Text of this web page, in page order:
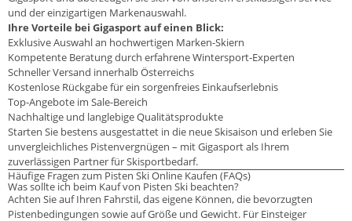
und der einzigartigen Markenauswahl.
Ihre Vorteile bei Gigasport auf einen Blick:
Exklusive Auswahl an hochwertigen Marken-Skiern
Kompetente Beratung durch erfahrene Wintersport-Experten
Schneller Versand innerhalb Österreichs
Kostenlose Rückgabe für ein sorgenfreies Einkaufserlebnis
Top-Angebote im Sale-Bereich
Nachhaltige und langlebige Qualitätsprodukte
Starten Sie bestens ausgestattet in die neue Skisaison und erleben Sie
unvergleichliches Pistenvergnügen – mit Gigasport als Ihrem
zuverlässigen Partner für Skisportbedarf.
Häufige Fragen zum Pisten Ski Online Kaufen (FAQs)
Was sollte ich beim Kauf von Pisten Ski beachten?
Achten Sie auf Ihren Fahrstil, das eigene Können, die bevorzugten
Pistenbedingungen sowie auf Größe und Gewicht. Für Einsteiger